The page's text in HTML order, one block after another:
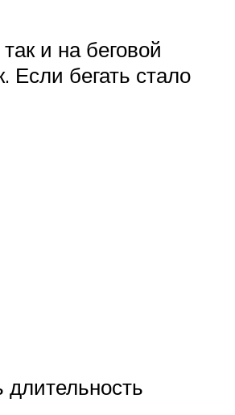
и на беговой
Если бегать стало